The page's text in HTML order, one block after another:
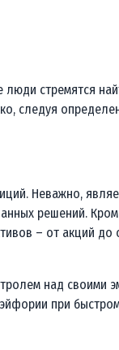
стремятся
следуя
Неважно,
решений.
– от акций
над своими
при